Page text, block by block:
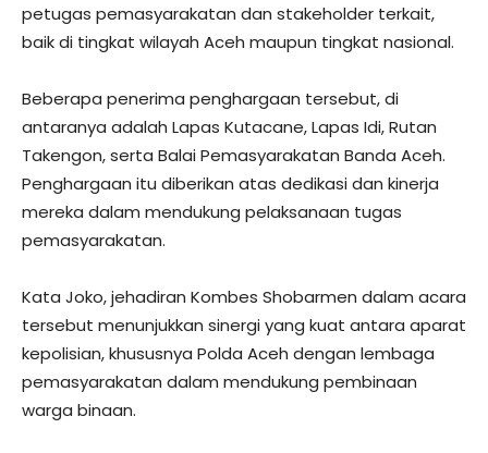
petugas pemasyarakatan dan stakeholder terkait,
baik di tingkat wilayah Aceh maupun tingkat nasional.
Beberapa penerima penghargaan tersebut, di
antaranya adalah Lapas Kutacane, Lapas Idi, Rutan
Takengon, serta Balai Pemasyarakatan Banda Aceh.
Penghargaan itu diberikan atas dedikasi dan kinerja
mereka dalam mendukung pelaksanaan tugas
pemasyarakatan.
Kata Joko, jehadiran Kombes Shobarmen dalam acara
tersebut menunjukkan sinergi yang kuat antara aparat
kepolisian, khususnya Polda Aceh dengan lembaga
pemasyarakatan dalam mendukung pembinaan
warga binaan.